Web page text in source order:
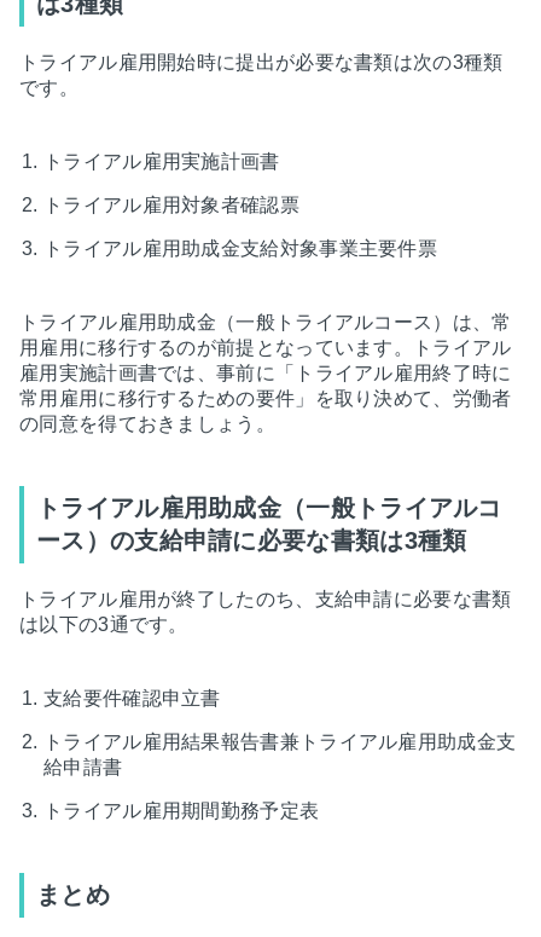
トライアル雇用開始時に提出が必要な書類は次の3種類
です。
トライアル雇用実施計画書
トライアル雇用対象者確認票
トライアル雇用助成金支給対象事業主要件票
トライアル雇用助成金（一般トライアルコース）は、常
用雇用に移行するのが前提となっています。トライアル
雇用実施計画書では、事前に「トライアル雇用終了時に
常用雇用に移行するための要件」を取り決めて、労働者
の同意を得ておきましょう。
トライアル雇用助成金（一般トライアルコ
ース）の支給申請に必要な書類は3種類
トライアル雇用が終了したのち、支給申請に必要な書類
は以下の3通です。
支給要件確認申立書
トライアル雇用結果報告書兼トライアル雇用助成金支
給申請書
トライアル雇用期間勤務予定表
まとめ